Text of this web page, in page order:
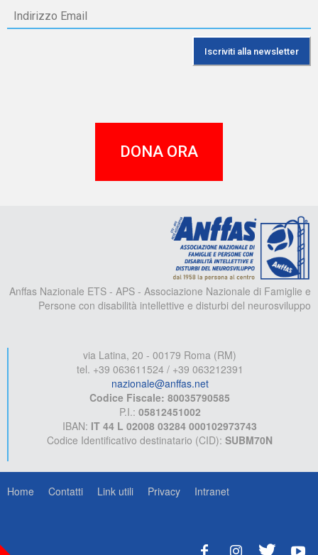
DONA ORA
Anffas Nazionale ETS - APS - Associazione Nazionale di Famiglie e
Persone con disabilità intellettive e disturbi del neurosviluppo
via Latina, 20 - 00179 Roma (RM)
tel. +39 063611524 / +39 063212391
nazionale@anffas.net
Codice Fiscale: 80035790585
P.I.: 05812451002
IBAN: IT 44 L 02008 03284 000102973743
Codice Identificativo destinatario (CID): SUBM70N
Home Contatti Link utili Privacy Intranet